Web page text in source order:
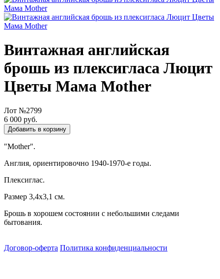
Винтажная английская
брошь из плексигласа Люцит
Цветы Мама Mother
Лот №2799
6 000 руб.
Добавить в корзину
"Mother".
Англия, ориентировочно 1940-1970-е годы.
Плексиглас.
Размер 3,4x3,1 см.
Брошь в хорошем состоянии с небольшими следами
бытования.
Договор-оферта Политика конфиденциальности